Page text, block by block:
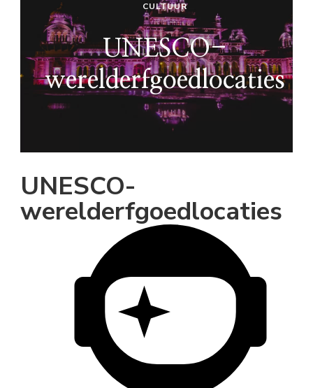
CULTUUR
UNESCO-
werelderfgoedlocaties
UNESCO-
werelderfgoedlocaties